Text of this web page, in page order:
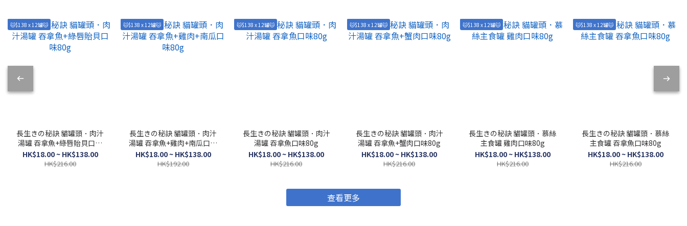
🐱$138 x 12罐🐱
長生きの秘訣 貓罐頭．肉汁
湯罐 吞拿魚+綠唇貽貝口味
80g
HK$18.00 ~ HK$138.00
HK$216.00
🐱$138 x 12罐🐱
長生きの秘訣 貓罐頭．肉汁
湯罐 吞拿魚+雞肉+南瓜口味
80g
HK$18.00 ~ HK$138.00
HK$192.00
🐱$138 x 12罐🐱
長生きの秘訣 貓罐頭．肉汁
湯罐 吞拿魚口味80g
HK$18.00 ~ HK$138.00
HK$216.00
🐱$138 x 12罐🐱
長生きの秘訣 貓罐頭．肉汁
湯罐 吞拿魚+蟹肉口味80g
HK$18.00 ~ HK$138.00
HK$216.00
🐱$138 x 12罐🐱
長生きの秘訣 貓罐頭．慕絲
主食罐 雞肉口味80g
HK$18.00 ~ HK$138.00
HK$216.00
🐱$138 x 12罐🐱
長生きの秘訣 貓罐頭．慕絲
主食罐 吞拿魚口味80g
HK$18.00 ~ HK$138.00
HK$216.00
查看更多